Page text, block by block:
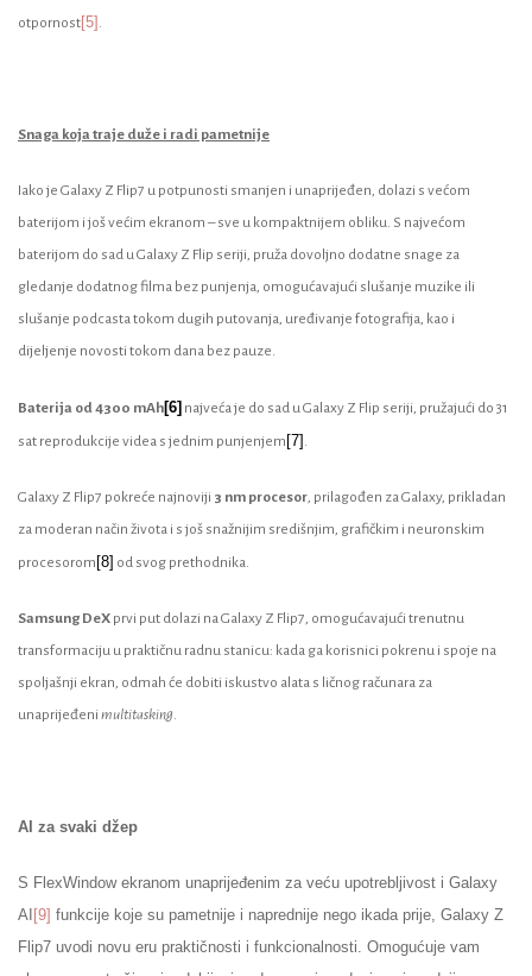
otpornost[5]
Snaga koja traje duže i radi pametnije
Iako je Galaxy Z Flip7 u potpunosti smanjen i unaprijeđen, dolazi s većom
baterijom i još većim ekranom – sve u kompaktnijem obliku. S najvećom
baterijom do sad u Galaxy Z Flip seriji, pruža dovoljno dodatne snage za
gledanje dodatnog filma bez punjenja, omogućavajući slušanje muzike ili
slušanje podcasta tokom dugih putovanja, uređivanje fotografija, kao i
dijeljenje novosti tokom dana bez pauze.
Baterija od 4300 mAh[6] najveća je do sad u Galaxy Z Flip seriji, pružajući do 31
sat reprodukcije videa s jednim punjenjem[7]
Galaxy Z Flip7 pokreće najnoviji 3 nm procesor , prilagođen za Galaxy, prikladan
za moderan način života i s još snažnijim središnjim, grafičkim i neuronskim
procesorom[8] od svog prethodnika.
Samsung DeX prvi put dolazi na Galaxy Z Flip7, omogućavajući trenutnu
transformaciju u praktičnu radnu stanicu: kada ga korisnici pokrenu i spoje na
spoljašnji ekran, odmah će dobiti iskustvo alata s ličnog računara za
unaprijeđeni multitasking
AI za svaki džep
S FlexWindow ekranom unaprijeđenim za veću upotrebljivost i Galaxy
AI[9] funkcije koje su pametnije i naprednije nego ikada prije, Galaxy Z
Flip7 uvodi novu eru praktičnosti i funkcionalnosti. Omogućuje vam